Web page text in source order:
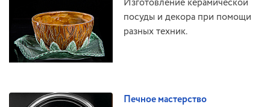
посуды и декора при помощи
разных техник.
Печное мастерство